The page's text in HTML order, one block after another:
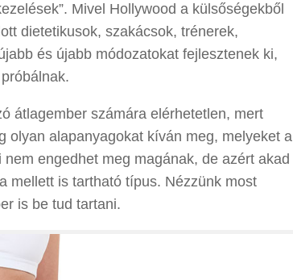
Mivel Hollywood a külsőségekből
dietetikusok, szakácsok, trénerek,
és újabb módozatokat fejlesztenek ki,
átlagember számára elérhetetlen, mert
olyan alapanyagokat kíván meg, melyeket a
engedhet meg magának, de azért akad
mellett is tartható típus. Nézzünk most
is be tud tartani.